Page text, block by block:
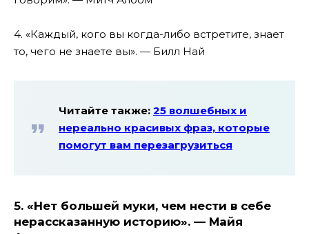
4. «Каждый, кого вы когда-либо встретите, знает
то, чего не знаете вы». — Билл Най
Читайте также: 25 волшебных и
нереально красивых фраз, которые
помогут вам перезагрузиться
5. «Нет большей муки, чем нести в себе
нерассказанную историю». — Майя